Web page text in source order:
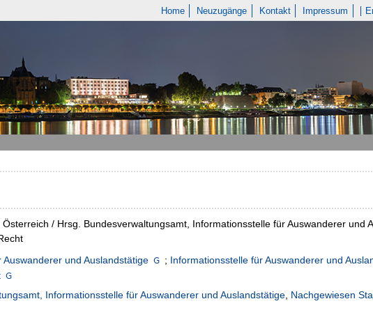
Home Neuzugänge Kontakt Impressum
/ Hrsg. Bundesverwaltungsamt, Informationsstelle für Auswanderer und
und Auslandstätige ; Informationsstelle für Auswanderer und
Informationsstelle für Auswanderer und Auslandstätige, Nachgewiesen